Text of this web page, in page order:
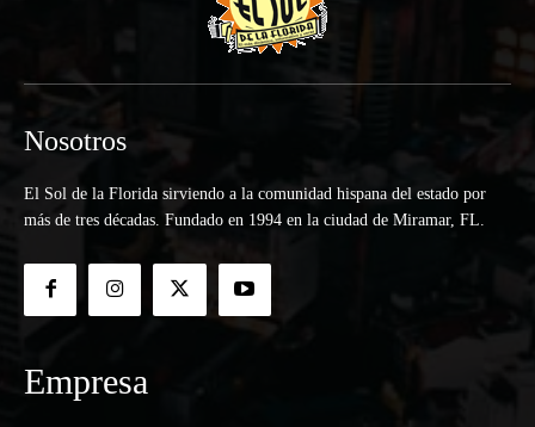
Nosotros
El Sol de la Florida sirviendo a la comunidad hispana del estado por
más de tres décadas. Fundado en 1994 en la ciudad de Miramar, FL.
Empresa